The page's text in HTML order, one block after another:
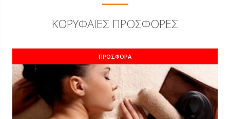
ΚΟΡΥΦΑΊΕΣ ΠΡΟΣΦΟΡΈΣ
ΠΡΟΣΦΟΡΆ